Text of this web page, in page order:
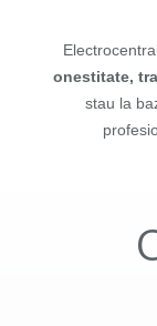
onestitate,
stau la